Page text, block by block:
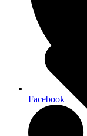
Facebook